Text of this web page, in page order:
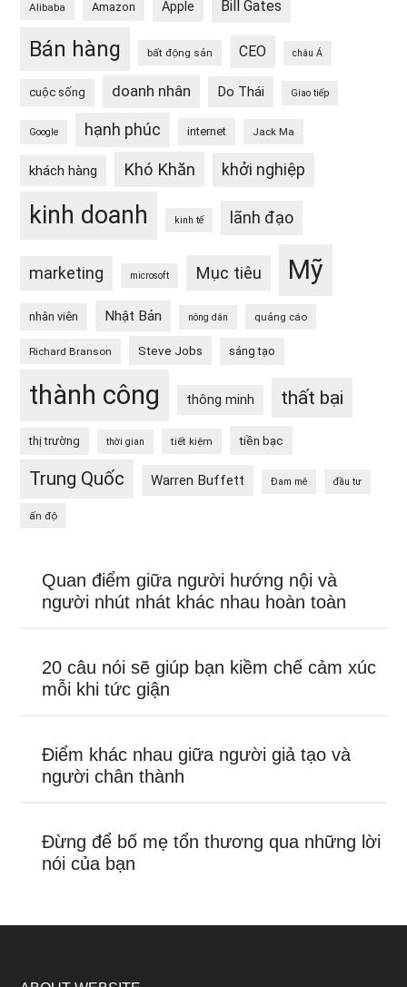
Alibaba Amazon Apple Bill Gates
Bán hàng bất động sản CEO châu Á
cuộc sống doanh nhân Do Thái Giao tiếp
Google hạnh phúc internet Jack Ma
khách hàng Khó Khăn khởi nghiệp
kinh doanh kinh tế lãnh đạo
marketing microsoft Mục tiêu Mỹ
nhân viên Nhật Bản nông dân quảng cáo
Richard Branson Steve Jobs sáng tạo
thành công thông minh thất bại
thị trường thời gian tiết kiệm tiền bạc
Trung Quốc Warren Buffett Đam mê đầu tư
ấn độ
Quan điểm giữa người hướng nội và
người nhút nhát khác nhau hoàn toàn
20 câu nói sẽ giúp bạn kiềm chế cảm xúc
mỗi khi tức giận
Điểm khác nhau giữa người giả tạo và
người chân thành
Đừng để bố mẹ tổn thương qua những lời
nói của bạn